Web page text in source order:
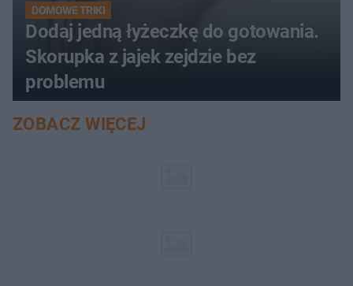
DOMOWE TRIKI
Dodaj jedną łyżeczkę do gotowania.
Skorupka z jajek zejdzie bez
problemu
ZOBACZ WIĘCEJ